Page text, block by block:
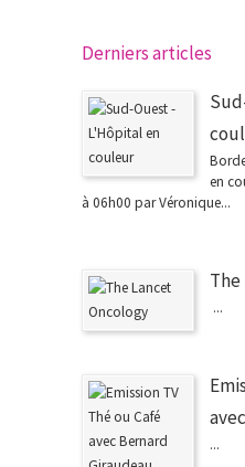
Derniers articles
en
à 06h00 par Véronique...
...
...